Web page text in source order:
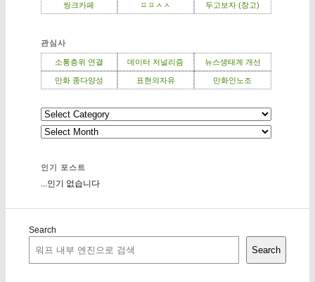
씽크카페 ㅍㅍㅅㅅ 두고보자 (창고)
관심사
소통층위 연결 데이터 저널리즘 뉴스생태계 개선
만화 종다양성 표현의자유 만화인노조
인기 포스트
...인기 없습니다
Search
Search